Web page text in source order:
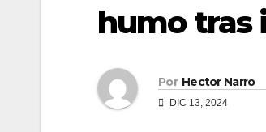
humo tras
Por Hector Narro
DIC 13, 2024